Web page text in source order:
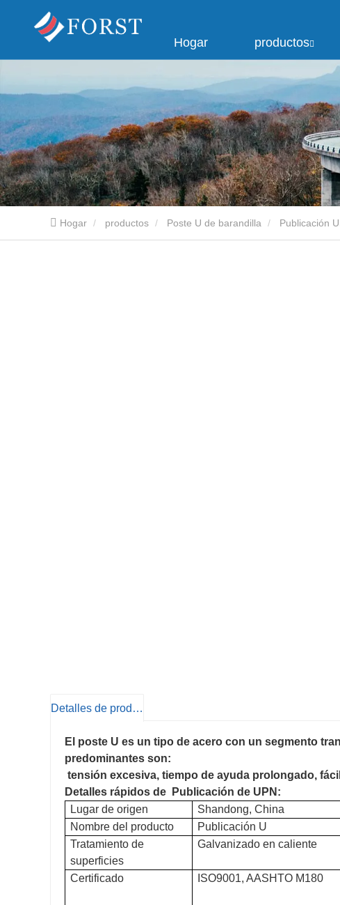
Hogar productos
Hogar productos Poste U de barandilla Publicación
Detalles de producto
El poste U es un tipo de acero con un segmento
predominantes son:
tensión excesiva, tiempo de ayuda prolongado,
Detalles rápidos de
Publicación de UPN:
Lugar de origen
Shandong, China
Nombre del producto
Publicación U
Tratamiento de
superficies
Galvanizado en caliente
Certificado
ISO9001, AASHTO M180